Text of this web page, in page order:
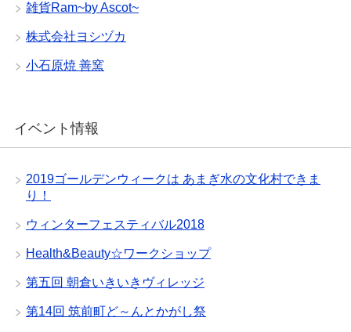
雑貨Ram~by Ascot~
株式会社ヨシヅカ
小石原焼 善窯
イベント情報
2019ゴールデンウィークは あまぎ水の文化村できま
り！
ウィンターフェスティバル2018
Health&Beauty☆ワークショップ
第五回 朝倉いきいきヴィレッジ
第14回 筑前町ど～んとかがし祭